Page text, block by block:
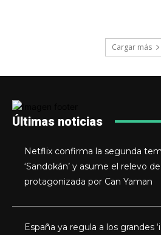
Cargar más
Últimas noticias
Netflix confirma la segunda
‘Sandokán’ y asume el relevo
protagonizada por Can Yaman
España ya regula a los grandes